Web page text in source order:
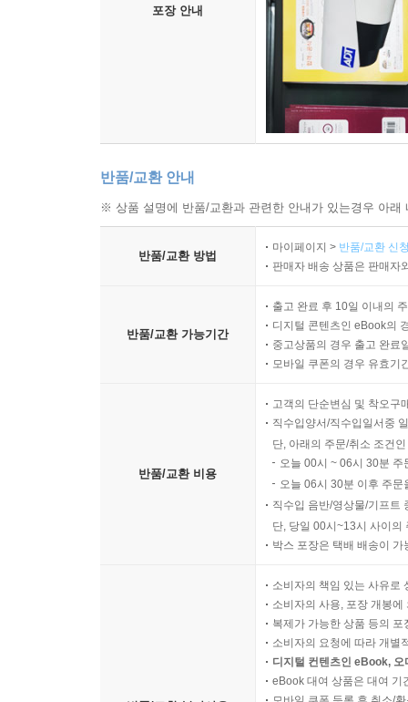
포장 안내
반품/교환 안내
※ 상품 설명에 반품/교환과 관련한 안내가 있는경우 아
반품/교환 방법
마이페이지 > 반품/교환 신
판매자 배송 상품은 판매자
반품/교환 가능기간
출고 완료 후 10일 이내의
디지털 콘텐츠인 eBook의
중고상품의 경우 출고 완료
모바일 쿠폰의 경우 유효기
반품/교환 비용
고객의 단순변심 및 착오구
직수입양서/직수입일서중
단, 아래의 주문/취소 조건
오늘 00시 ~ 06시 30분
오늘 06시 30분 이후 주
직수입 음반/영상물/기프트
단, 당일 00시~13시 사이의
박스 포장은 택배 배송이
소비자의 책임 있는 사유로
소비자의 사용, 포장 개봉
복제가 가능한 상품 등의
소비자의 요청에 따라 개별
디지털 컨텐츠인 eBook,
eBook 대여 상품은 대여 기